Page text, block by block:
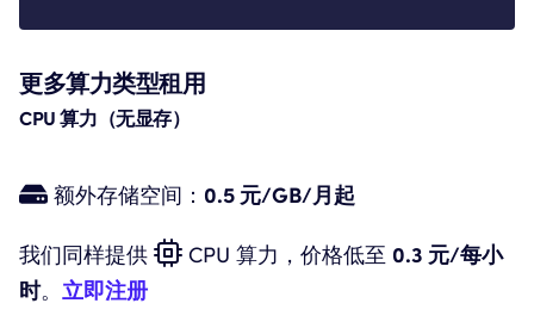
更多算力类型租用
CPU 算力（无显存）
额外存储空间： 0.5 元/GB/月起
我们同样提供 CPU 算力，价格低至 0.3 元/每小
时。 立即注册